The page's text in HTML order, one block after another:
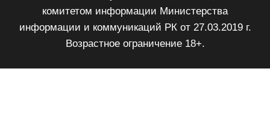
комитетом информации Министерства
информации и коммуникаций РК от 27.03.2019 г.
Возрастное ограничение 18+.